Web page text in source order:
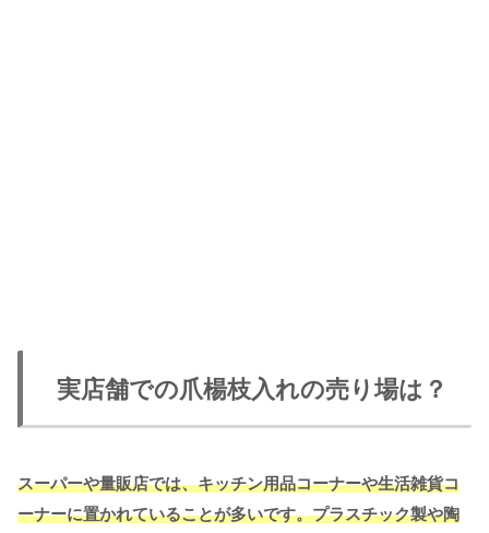
実店舗での爪楊枝入れの売り場は？
スーパーや量販店では、キッチン用品コーナーや生活雑貨コ
ーナーに置かれていることが多いです。プラスチック製や陶